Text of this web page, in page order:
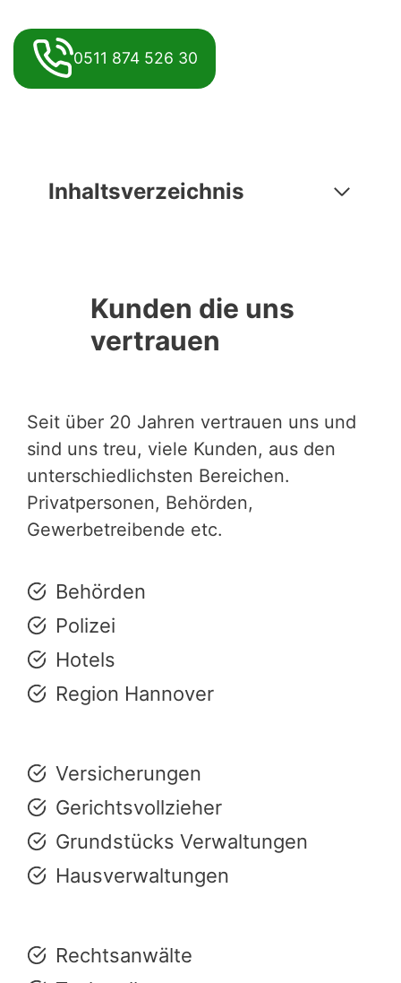
0511 874 526 30
Inhaltsverzeichnis
Kunden die uns
vertrauen
Seit über 20 Jahren vertrauen uns und
sind uns treu, viele Kunden, aus den
unterschiedlichsten Bereichen.
Privatpersonen, Behörden,
Gewerbetreibende etc.
Behörden
Polizei
Hotels
Region Hannover
Versicherungen
Gerichtsvollzieher
Grundstücks Verwaltungen
Hausverwaltungen
Rechtsanwälte